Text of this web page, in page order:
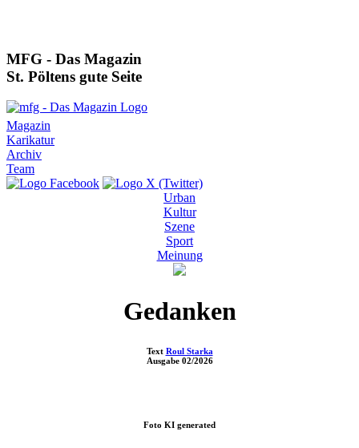
MFG - Das Magazin
St. Pöltens gute Seite
Magazin
Karikatur
Archiv
Team
Urban
Kultur
Szene
Sport
Meinung
Gedanken
Text Roul Starka
Ausgabe 02/2026
Foto KI generated